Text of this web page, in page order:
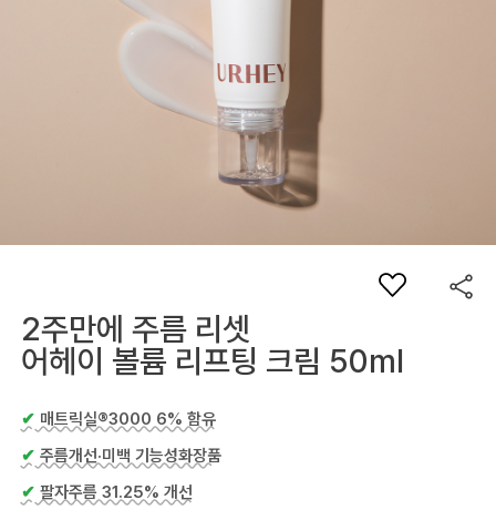
2주만에 주름 리셋
어헤이 볼륨 리프팅 크림 50ml
✔ 매트릭실®3000 6% 함유
✔ 주름개선·미백 기능성화장품
✔ 팔자주름 31.25% 개선